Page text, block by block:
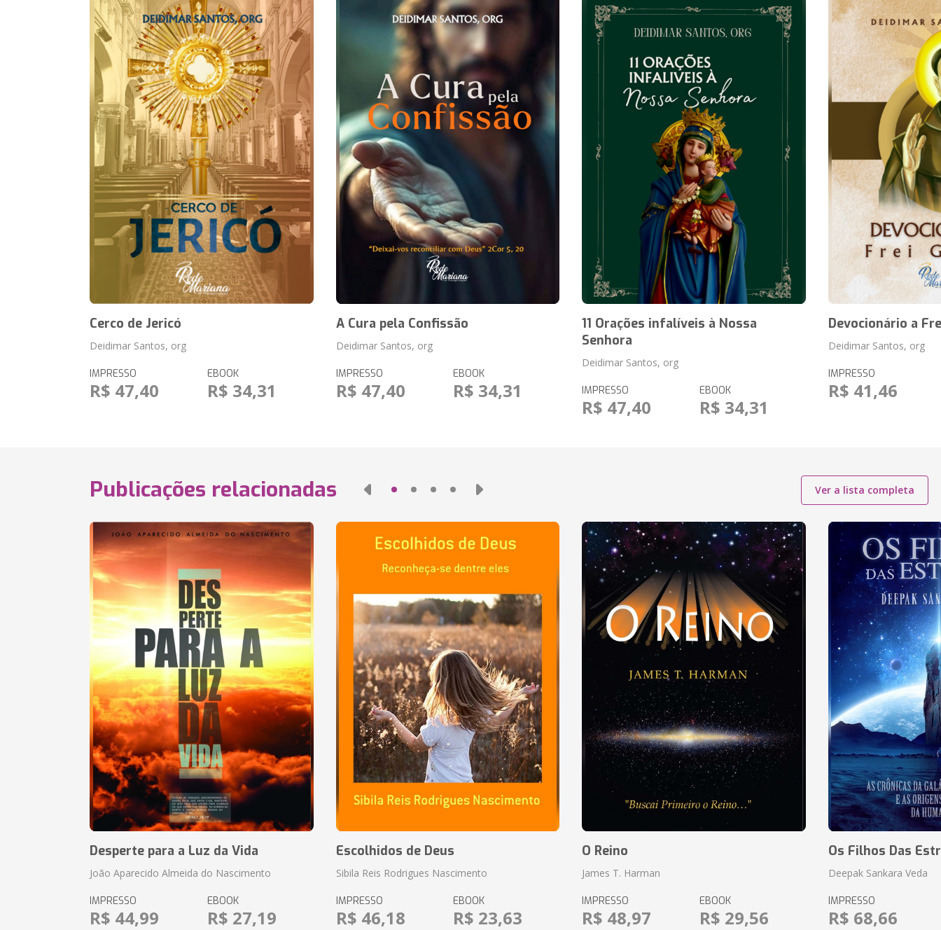
Cerco de Jericó
Deidimar Santos, org
IMPRESSO
R$ 47,40
EBOOK
R$ 34,31
A Cura pela Confissão
Deidimar Santos, org
IMPRESSO
R$ 47,40
EBOOK
R$ 34,31
11 Orações infalíveis à Nossa
Senhora
Deidimar Santos, org
IMPRESSO
R$ 47,40
EBOOK
R$ 34,31
Devocionário a
Deidimar Santos, org
IMPRESSO
R$ 41,46
Publicações relacionadas Ver a lista completa
Desperte para a Luz da Vida
João Aparecido Almeida do Nascimento
IMPRESSO
R$ 44,99
EBOOK
R$ 27,19
Escolhidos de Deus
Sibila Reis Rodrigues Nascimento
IMPRESSO
R$ 46,18
EBOOK
R$ 23,63
O Reino
James T. Harman
IMPRESSO
R$ 48,97
EBOOK
R$ 29,56
Os Filhos Das
Deepak Sankara Veda
IMPRESSO
R$ 68,66